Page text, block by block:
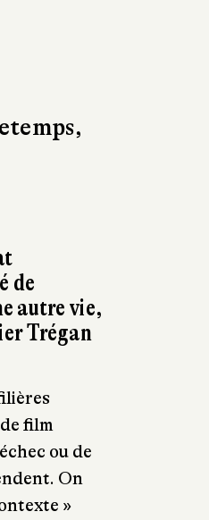
de
autre vie,
Trégan
film
ou de
On
»